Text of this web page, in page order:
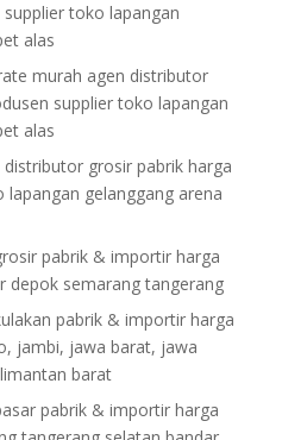
toko lapangan
alas
murah agen distributor
supplier toko lapangan
alas
grosir pabrik harga
gelanggang arena
pabrik & importir harga
depok semarang tangerang
pabrik & importir harga
jambi, jawa barat, jawa
barat
pabrik & importir harga